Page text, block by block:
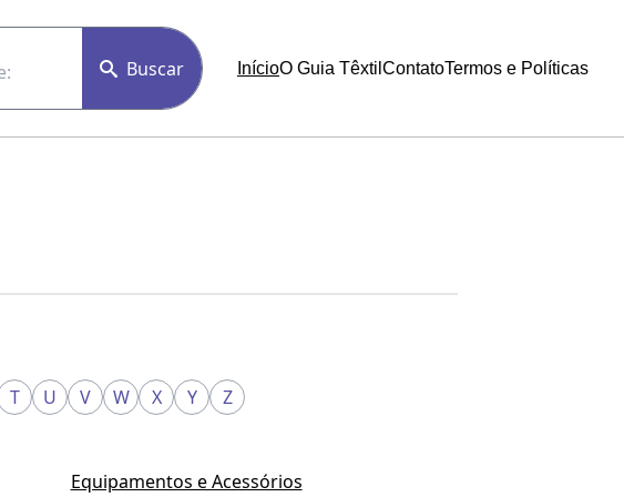
Buscar
InícioO Guia Têxtil ContatoTermos e Políticas
T U V W X Y Z
Equipamentos e Acessórios